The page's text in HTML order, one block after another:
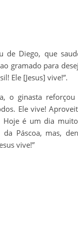
de Diego, que
gramado para
Ele [Jesus] vive!”.
o ginasta reforçou
Ele vive!
Hoje é um dia
Páscoa, mas,
vive!”